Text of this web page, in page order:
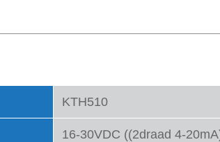
KTH510
16-30VDC ((2draad 4-